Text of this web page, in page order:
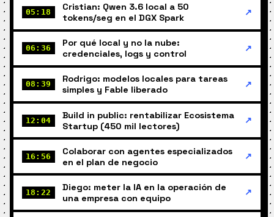
05:18
Cristian: Qwen 3.6 local a 50
tokens/seg en el DGX Spark
↗
06:36
Por qué local y no la nube:
credenciales, logs y control
↗
08:39
Rodrigo: modelos locales para tareas
simples y Fable liberado
↗
12:04
Build in public: rentabilizar Ecosistema
Startup (450 mil lectores)
↗
16:56
Colaborar con agentes especializados
en el plan de negocio
↗
18:22
Diego: meter la IA en la operación de
una empresa con equipo
↗